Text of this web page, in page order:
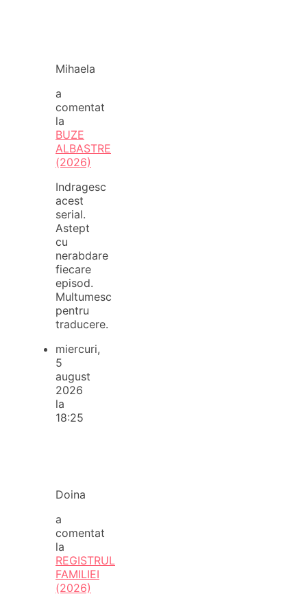
Mihaela
a
comentat
la
BUZE
ALBASTRE
(2026)
Indragesc
acest
serial.
Astept
cu
nerabdare
fiecare
episod.
Multumesc
pentru
traducere.
miercuri,
5
august
2026
la
18:25
Doina
a
comentat
la
REGISTRUL
FAMILIEI
(2026)